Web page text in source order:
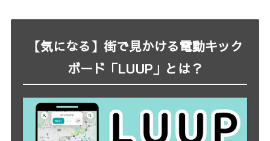
【気になる】街で見かける電動キック
ボード「LUUP」とは？